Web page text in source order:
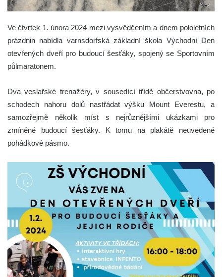
Ve čtvrtek 1. února 2024 mezi vysvědčením a dnem pololetních
prázdnin nabídla varnsdorfská základní škola Východní Den
otevřených dveří pro budoucí šesťáky, spojený se Sportovním
půlmaratonem.
Dva veslařské trenažéry, v sousedící třídě občerstvovna, po
schodech nahoru dolů nastřádat výšku Mount Everestu, a
samozřejmě několik míst s nejrůznějšími ukázkami pro
zmíněné budoucí šesťáky. K tomu na plakátě neuvedené
pohádkové pásmo.